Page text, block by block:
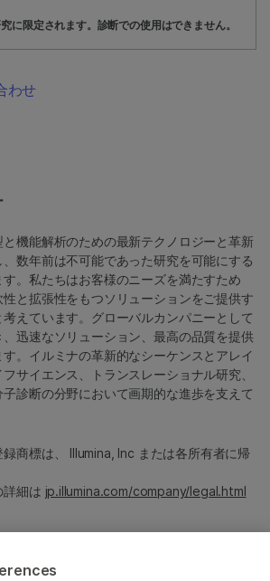
に限定されます。診断での使用はできません。
機能解析のための最新テクノロジーと革新
数年前は不可能であった研究を可能にする
す。私たちはお客様のニーズを満たすため
と拡張性をもつソリューションをご提供す
えています。グローバルカンパニーとして
迅速なソリューション、最高の品質を提供
。イルミナの革新的なシーケンスとアレイ
サイエンス、トランスレーショナル研究、
診断の分野において画期的な進歩を支えて
商標は、 Illumina, Inc または各所有者に帰
詳細は jp.illumina.com/company/legal.html
わせ